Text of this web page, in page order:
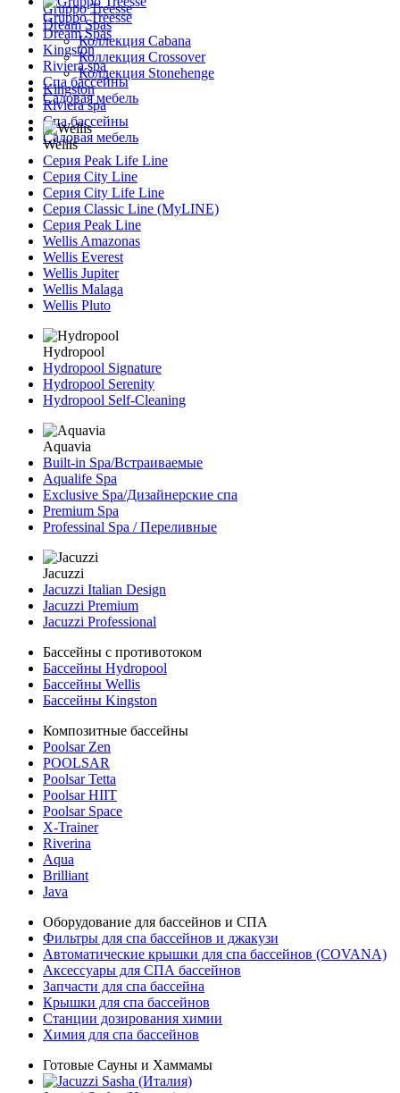
Gruppo Treesse
Dream Spas
Коллекция Cabana
Коллекция Crossover
Коллекция Stonehenge
Kingston
Riviera spa
Спа бассейны
Садовая мебель
Gruppo Treesse
Dream Spas
Kingston
Riviera spa
Спа бассейны
Садовая мебель
Wellis
Серия Peak Life Line
Серия City Line
Серия City Life Line
Серия Classic Line (MyLINE)
Серия Peak Line
Wellis Amazonas
Wellis Everest
Wellis Jupiter
Wellis Malaga
Wellis Pluto
Hydropool
Hydropool Signature
Hydropool Serenity
Hydropool Self-Сleaning
Aquavia
Built-in Spa/Встраиваемые
Aqualife Spa
Exclusive Spa/Дизайнерские спа
Premium Spa
Professinal Spa / Переливные
Jacuzzi
Jacuzzi Italian Design
Jacuzzi Premium
Jacuzzi Professional
Бассейны с противотоком
Бассейны Hydropool
Бассейны Wellis
Бассейны Kingston
Композитные бассейны
Poolsar Zen
POOLSAR
Poolsar Tetta
Poolsar HIIT
Poolsar Space
X-Trainer
Riverina
Aqua
Brilliant
Java
Оборудование для бассейнов и СПА
Фильтры для спа бассейнов и джакузи
Автоматические крышки для спа бассейнов (COVANA)
Аксессуары для СПА бассейнов
Запчасти для спа бассейна
Крышки для спа бассейнов
Станции дозирования химии
Химия для спа бассейнов
Готовые Сауны и Хаммамы